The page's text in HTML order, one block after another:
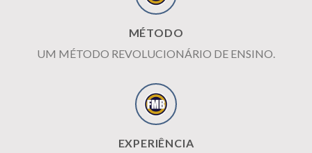
MÉTODO
UM MÉTODO REVOLUCIONÁRIO DE ENSINO.
EXPERIÊNCIA